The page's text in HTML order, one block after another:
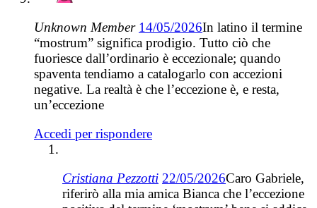
Unknown Member 14/05/2026In latino il termine
“mostrum” significa prodigio. Tutto ciò che
fuoriesce dall’ordinario è eccezionale; quando
spaventa tendiamo a catalogarlo con accezioni
negative. La realtà è che l’eccezione è, e resta,
un’eccezione
Accedi per rispondere
Cristiana Pezzotti 22/05/2026Caro Gabriele,
riferirò alla mia amica Bianca che l’eccezione